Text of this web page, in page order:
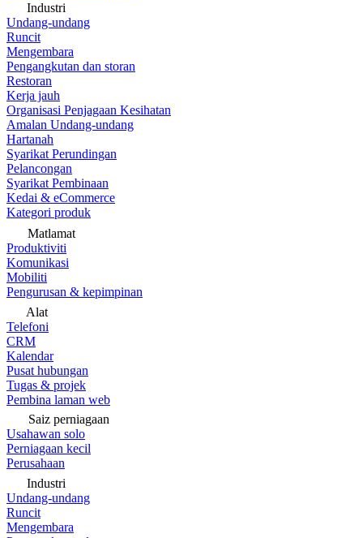
Industri
Undang-undang
Runcit
Mengembara
Pengangkutan dan storan
Restoran
Kerja jauh
Organisasi Penjagaan Kesihatan
Amalan Undang-undang
Hartanah
Syarikat Perundingan
Pelancongan
Syarikat Pembinaan
Kedai & eCommerce
Kategori produk
Matlamat
Produktiviti
Komunikasi
Mobiliti
Pengurusan & kepimpinan
Alat
Telefoni
CRM
Kalendar
Pusat hubungan
Tugas & projek
Pembina laman web
Saiz perniagaan
Usahawan solo
Perniagaan kecil
Perusahaan
Industri
Undang-undang
Runcit
Mengembara